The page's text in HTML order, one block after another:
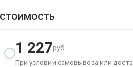
СТОИМОСТЬ
1 227руб.
При условии самовывоза или